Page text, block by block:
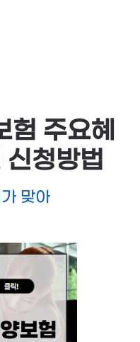
주요혜
청방법
맞아